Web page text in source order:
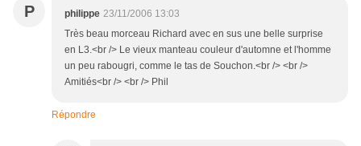
P philippe 23/11/2006 13:03
Très beau morceau Richard avec en sus une belle surprise
en L3.<br /> Le vieux manteau couleur d'automne et l'homme
un peu rabougri, comme le tas de Souchon.<br /> <br />
Amitiés<br /> <br /> Phil
Répondre